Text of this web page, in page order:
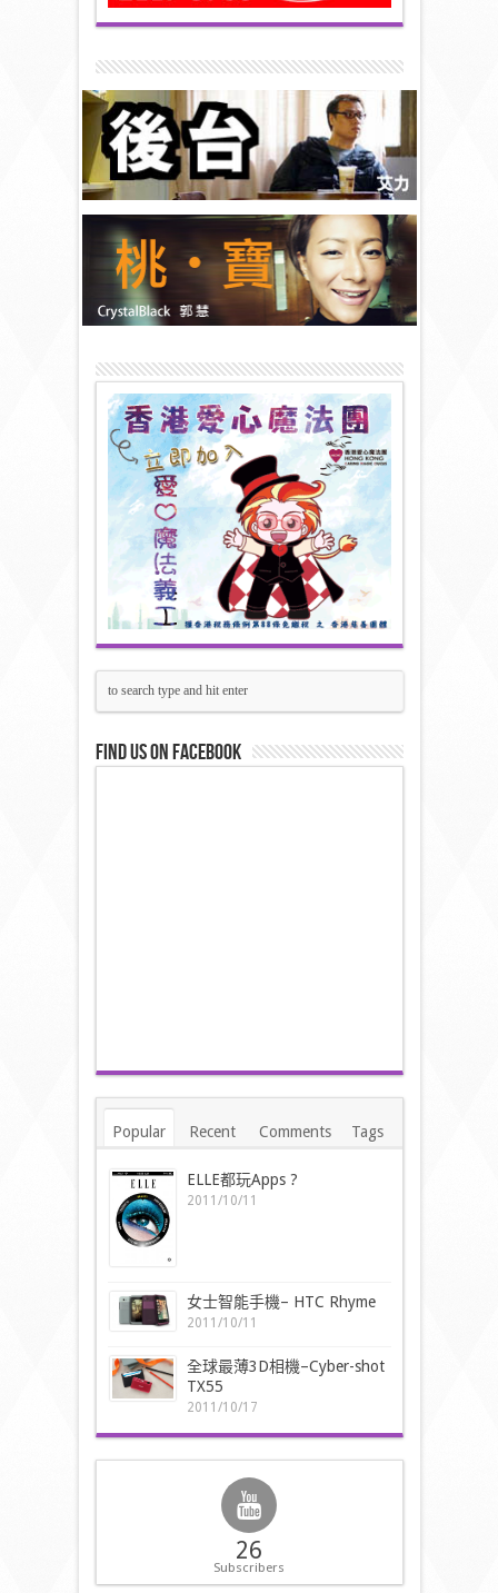
Find us on Facebook
Popular Recent Comments Tags
ELLE都玩Apps ?
2011/10/11
女士智能手機– HTC Rhyme
2011/10/11
全球最薄3D相機–Cyber-shot
TX55
2011/10/17
26
Subscribers